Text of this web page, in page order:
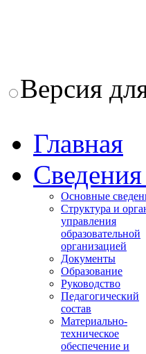
Версия
Главная
Основные
Структура и
управления
образовательной
организацией
Документы
Образование
Руководство
Педагогический
состав
Материально-
техническое
обеспечение и